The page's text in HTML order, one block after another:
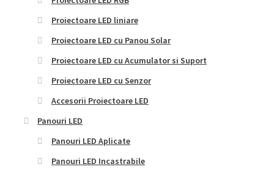
Proiectoare LED liniare
Proiectoare LED cu Panou Solar
Proiectoare LED cu Acumulator si Suport
Proiectoare LED cu Senzor
Accesorii Proiectoare LED
Panouri LED
Panouri LED Aplicate
Panouri LED Incastrabile